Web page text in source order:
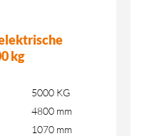
kg
5000 KG
4800 mm
1070 mm